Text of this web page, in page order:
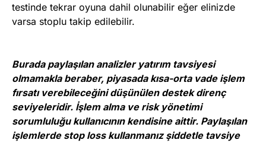
testinde tekrar oyuna dahil olunabilir eğer elinizde
varsa stoplu takip edilebilir.
Burada paylaşılan analizler yatırım tavsiyesi
olmamakla beraber, piyasada kısa-orta vade işlem
fırsatı verebileceğini düşünülen destek direnç
seviyeleridir. İşlem alma ve risk yönetimi
sorumluluğu kullanıcının kendisine aittir. Paylaşılan
işlemlerde stop loss kullanmanız şiddetle tavsiye